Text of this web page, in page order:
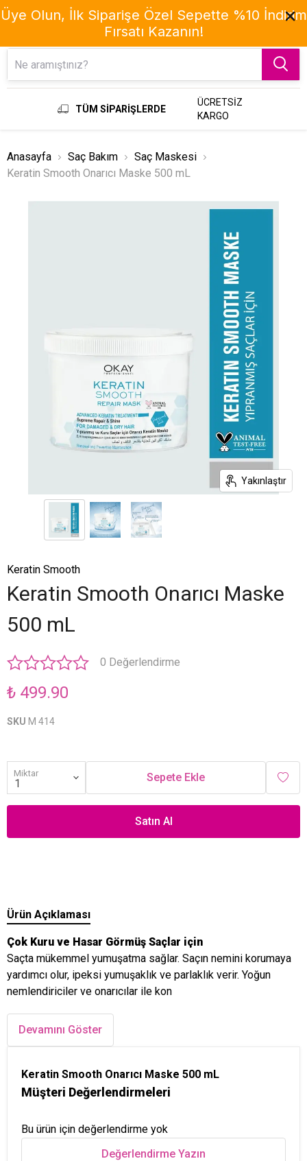
TÜM SİPARİŞLERDE
ÜCRETSİZ
KARGO
Anasayfa Saç Bakım
Saç Maskesi
Keratin Smooth Onarıcı Maske 500 mL
Yakınlaştır
Keratin Smooth
Keratin Smooth Onarıcı Maske
500 mL
0 Değerlendirme
₺ 499.90
SKU M 414
Miktar Sepete Ekle
Satın Al
Ürün Açıklaması
Çok Kuru ve Hasar Görmüş Saçlar için
Saçta mükemmel yumuşatma sağlar. Saçın nemini korumaya
yardımcı olur, ipeksi yumuşaklık ve parlaklık verir. Yoğun
nemlendiriciler ve onarıcılar ile kon
Devamını Göster
Keratin Smooth Onarıcı Maske 500 mL
Müşteri Değerlendirmeleri
Bu ürün için değerlendirme yok
Değerlendirme Yazın
Üye Olun, İlk Siparişe Özel Sepette %10 İndirim
Fırsatı Kazanın!